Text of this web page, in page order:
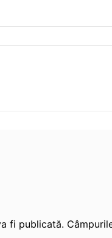
fi publicată.